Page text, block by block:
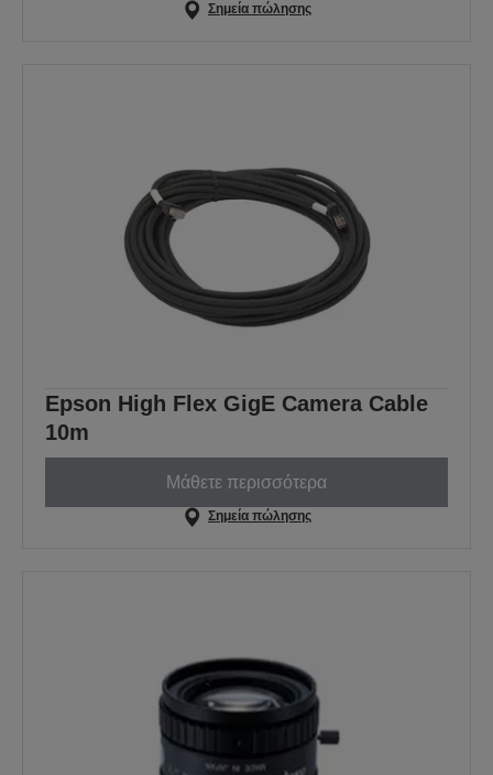
Σημεία πώλησης
Epson High Flex GigE Camera Cable
10m
Μάθετε περισσότερα
Σημεία πώλησης